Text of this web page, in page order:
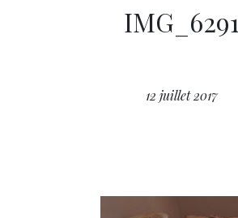
IMG_6291
12 juillet 2017